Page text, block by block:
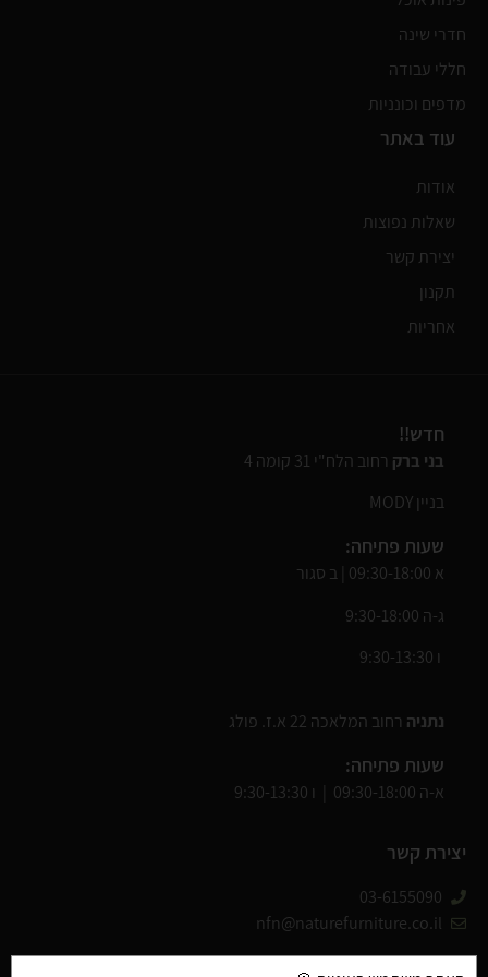
חדרי שינה
חללי עבודה
מדפים וכונניות
עוד באתר
אודות
שאלות נפוצות
יצירת קשר
תקנון
אחריות
חדש!!
בני ברק רחוב הלח"י 31 קומה 4
בניין MODY
שעות פתיחה:
א 09:30-18:00 | ב סגור
ג-ה 9:30-18:00
ו 9:30-13:30
נתניה רחוב המלאכה 22 א.ז. פולג
שעות פתיחה:
א-ה 09:30-18:00 | ו 9:30-13:30
יצירת קשר
03-6155090
nfn@naturefurniture.co.il